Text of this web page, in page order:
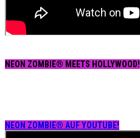
NEON ZOMBIE® MEETS HOLLYWOOD!
NEON ZOMBIE® AUF YOUTUBE!